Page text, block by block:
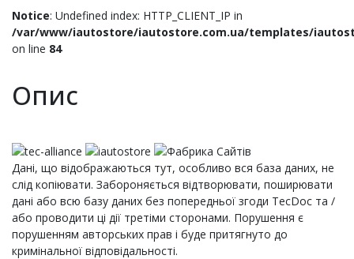
Notice: Undefined index: HTTP_CLIENT_IP in
/var/www/iautostore/iautostore.com.ua/templates/
on line 84
Опис
Дані, що відображаються тут, особливо вся база даних, не
слід копіювати. Забороняється відтворювати, поширювати
дані або всю базу даних без попередньої згоди TecDoc та /
або проводити ці дії третіми сторонами. Порушення є
порушенням авторських прав і буде притягнуто до
кримінальної відповідальності.